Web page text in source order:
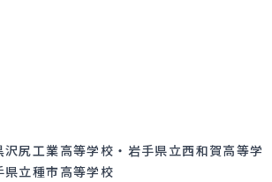
尻工業高等学校・岩手県立西和賀高等学
立種市高等学校